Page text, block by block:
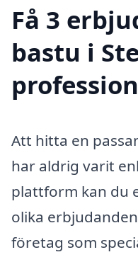
Få 3
bastu i
Att hitta en
har aldrig varit
plattform kan du
olika
företag som